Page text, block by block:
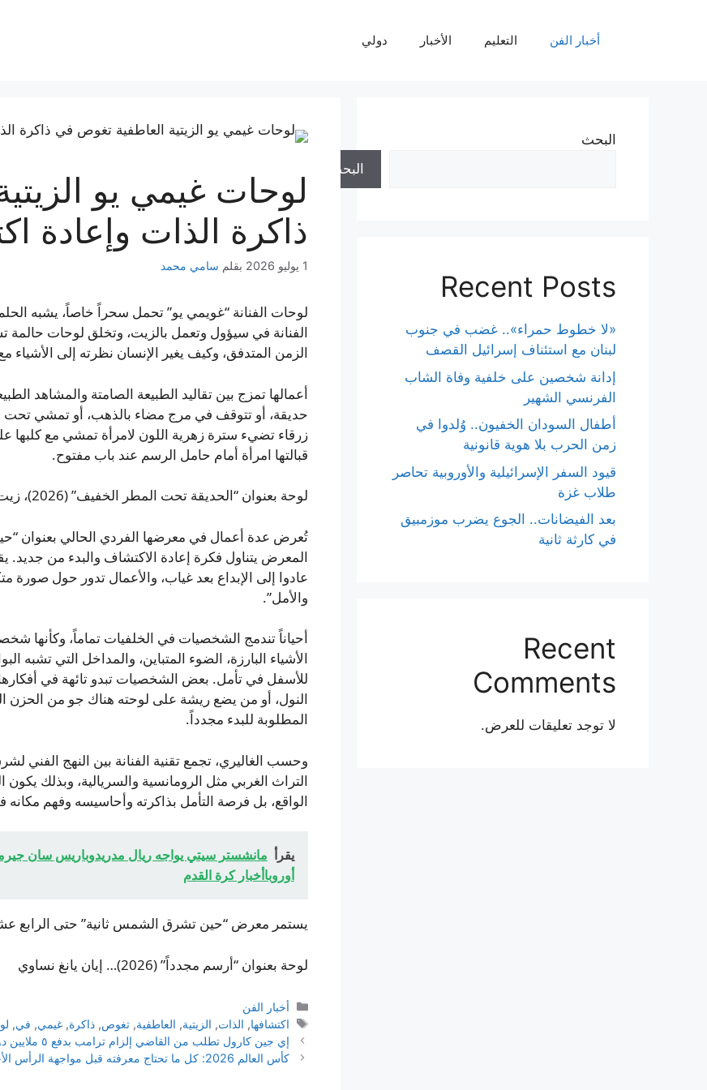
أخبار الفن التعليم الأخبار دولي
لوحات غيمي يو
ذاكرة الذات وإعادة
1 يوليو 2026 بقلم سامي محمد
لوحات الفنانة “غويمي يو” تحمل سحراً خاصاً، يشبه الحلم
الفنانة في سيؤول وتعمل بالزيت، وتخلق لوحات
الزمن المتدفق، وكيف يغير الإنسان نظرته إلى الأشياء
أعمالها تمزج بين تقاليد الطبيعة الصامتة والمشاهد
حديقة، أو تتوقف في مرج مضاء بالذهب، أو تمشي تحت
زرقاء تضيء سترة زهرية اللون لامرأة تمشي مع
قبالتها امرأة أمام حامل الرسم عند باب مفتوح.
لوحة بعنوان “الحديقة تحت المطر الخفيف” (2026)، زيت على كتان، مقاس 46 × 36 بوصة، تصوير إيان يانغ
تُعرض عدة أعمال في معرضها الفردي الحالي بعنوان
المعرض يتناول فكرة إعادة الاكتشاف والبدء من جديد.
عادوا إلى الإبداع بعد غياب، والأعمال تدور حول
والأمل”.
أحياناً تندمج الشخصيات في الخلفيات تماماً، وكأنها
الأشياء البارزة، الضوء المتباين، والمداخل التي تشبه
للأسفل في تأمل. بعض الشخصيات تبدو تائهة في
النول، أو من يضع ريشة على لوحته هناك جو من الحزن
المطلوبة للبدء مجدداً.
وحسب الغاليري، تجمع تقنية الفنانة بين النهج الفني
التراث الغربي مثل الرومانسية والسريالية، وبذلك
الواقع، بل فرصة التأمل بذاكرته وأحاسيسه وفهم مكانه
يقرأ
أوروباأخبار كرة القدم
يستمر معرض “حين تشرق الشمس ثانية” حتى الرابع
لوحة بعنوان “أرسم مجدداً” (2026)… إيان يانغ نساوي
التصنيفات
أخبار الفن
الوسوم
اكتشافها, الذات, الزيتية, العاطفية,تغوص,ذاكرة,غيمي, في,
إي جين كارول تطلب من القاضي إلزام ترامب بدفع ٥ ملايين دولار بعد رفض المحكمة العليا استئنافه
كأس العالم 2026: كل ما تحتاج معرفته قبل مواجهة الرأس الأخضر للارجنتين
البحث
البحث
Recent Posts
«لا خطوط حمراء».. غضب في جنوب
لبنان مع استئناف إسرائيل القصف
إدانة شخصين على خلفية وفاة الشاب
الفرنسي الشهير
أطفال السودان الخفيون.. وُلدوا في
زمن الحرب بلا هوية قانونية
قيود السفر الإسرائيلية والأوروبية تحاصر
طلاب غزة
بعد الفيضانات.. الجوع يضرب موزمبيق
في كارثة ثانية
Recent
Comments
لا توجد تعليقات للعرض.